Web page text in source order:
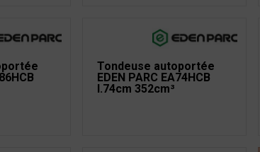
Tondeuse autoportée
EDEN PARC EA74HCB
l.74cm 352cm³